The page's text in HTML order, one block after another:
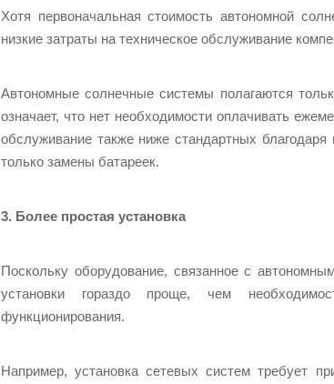
Хотя первоначальная стоимость автономной
низкие затраты на техническое обслуживание
Автономные солнечные системы полагаются
означает, что нет необходимости оплачивать
обслуживание также ниже стандартных
только замены батареек.
3. Более простая установка
Поскольку оборудование, связанное с
установки гораздо проще, чем
функционирования.
Например, установка сетевых систем требует